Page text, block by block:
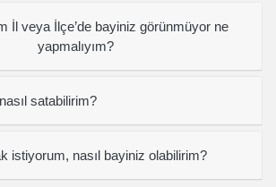
ne
yapmalıyım?
❔ Ürünlerinizi nasıl satabilirim?
❔ Bayilik almak istiyorum, nasıl bayiniz olabilirim?